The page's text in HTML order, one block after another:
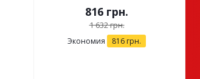
816 грн.
1 632грн.
Экономия 816 грн.